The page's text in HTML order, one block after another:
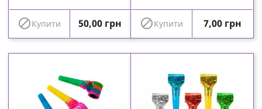
Купити Ціна
50,00 грн Купити Ціна
7,00 грн